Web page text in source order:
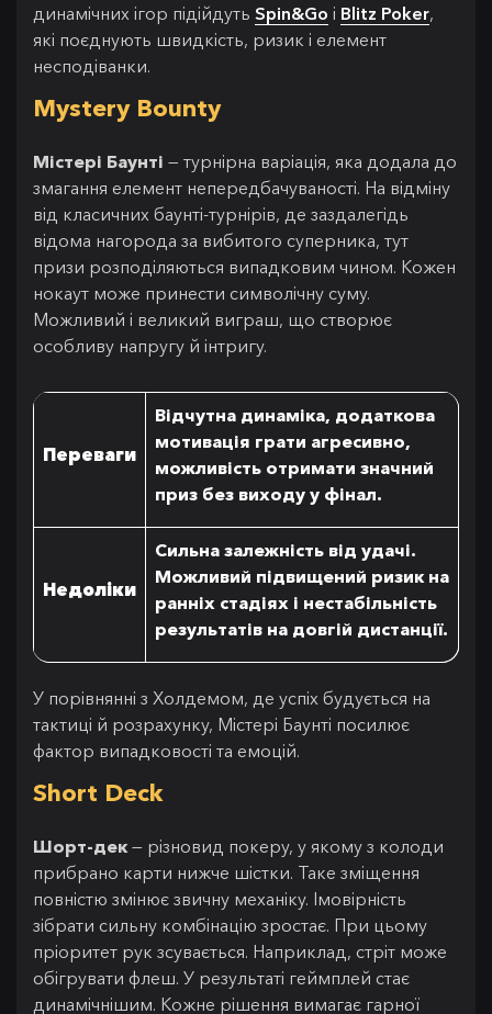
динамічних ігор підійдуть Spin&Go і Blitz Poker,
які поєднують швидкість, ризик і елемент
несподіванки.
Mystery Bounty
Містері Баунті — турнірна варіація, яка додала до
змагання елемент непередбачуваності. На відміну
від класичних баунті-турнірів, де заздалегідь
відома нагорода за вибитого суперника, тут
призи розподіляються випадковим чином. Кожен
нокаут може принести символічну суму.
Можливий і великий виграш, що створює
особливу напругу й інтригу.
Переваги
Відчутна динаміка, додаткова
мотивація грати агресивно,
можливість отримати значний
приз без виходу у фінал.
Недоліки
Сильна залежність від удачі.
Можливий підвищений ризик на
ранніх стадіях і нестабільність
результатів на довгій дистанції.
У порівнянні з Холдемом, де успіх будується на
тактиці й розрахунку, Містері Баунті посилює
фактор випадковості та емоцій.
Short Deck
Шорт-дек— різновид покеру, у якому з колоди
прибрано карти нижче шістки. Таке зміщення
повністю змінює звичну механіку. Імовірність
зібрати сильну комбінацію зростає. При цьому
пріоритет рук зсувається. Наприклад, стріт може
обігрувати флеш. У результаті геймплей стає
динамічнішим. Кожне рішення вимагає гарної